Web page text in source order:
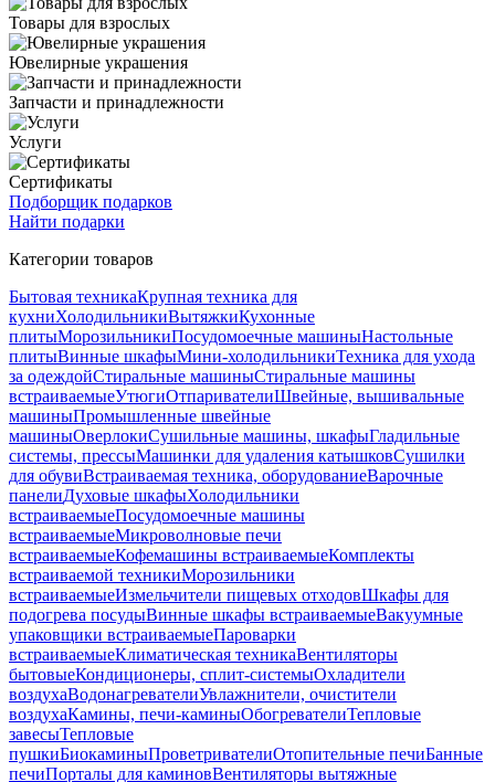
Товары для взрослых
Ювелирные украшения
Запчасти и принадлежности
Услуги
Сертификаты
Подборщик подарков
Найти подарки
Категории товаров
Бытовая техникаКрупная техника для
кухниХолодильникиВытяжкиКухонные
плитыМорозильникиПосудомоечные машиныНастольные
плитыВинные шкафыМини-холодильникиТехника для ухода
за одеждойСтиральные машиныСтиральные машины
встраиваемыеУтюгиОтпаривателиШвейные, вышивальные
машиныПромышленные швейные
машиныОверлокиСушильные машины, шкафыГладильные
системы, прессыМашинки для удаления катышковСушилки
для обувиВстраиваемая техника, оборудованиеВарочные
панелиДуховые шкафыХолодильники
встраиваемыеПосудомоечные машины
встраиваемыеМикроволновые печи
встраиваемыеКофемашины встраиваемыеКомплекты
встраиваемой техникиМорозильники
встраиваемыеИзмельчители пищевых отходовШкафы для
подогрева посудыВинные шкафы встраиваемыеВакуумные
упаковщики встраиваемыеПароварки
встраиваемыеКлиматическая техникаВентиляторы
бытовыеКондиционеры, сплит-системыОхладители
воздухаВодонагревателиУвлажнители, очистители
воздухаКамины, печи-каминыОбогревателиТепловые
завесыТепловые
пушкиБиокаминыПроветривателиОтопительные печиБанные
печиПорталы для каминовВентиляторы вытяжные